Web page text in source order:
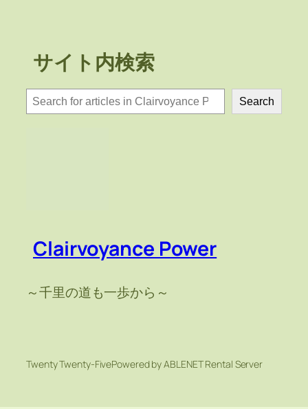
サイト内検索
検
索
Search
Clairvoyance Power
～千里の道も一歩から～
Twenty Twenty-FivePowered by ABLENET Rental Server